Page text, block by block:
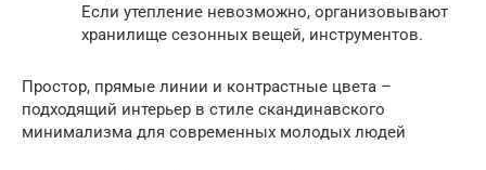
Если утепление невозможно, организовывают
хранилище сезонных вещей, инструментов.
Простор, прямые линии и контрастные цвета –
подходящий интерьер в стиле скандинавского
минимализма для современных молодых людей